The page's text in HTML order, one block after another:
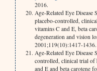
2016.
Age-Related Eye Disease
placebo-controlled,
vitamins C and E, beta
degeneration and vision
2001;119(10):1417-1436.
Age-Related Eye
controlled, clinical trial of
and E and beta carotene